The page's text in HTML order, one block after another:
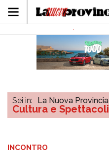
Sei in: La Nuova Provincia
Cultura e Spettacoli
INCONTRO